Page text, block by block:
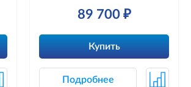
89 700 ₽
Купить
Подробнее